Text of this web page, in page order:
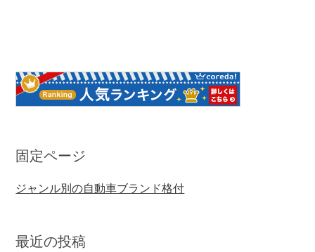
固定ページ
ジャンル別の自動車ブランド格付
最近の投稿